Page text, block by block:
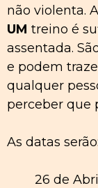
não violenta.
UM treino é
assentada.
e podem
qualquer
perceber que
As datas serão:
26 de